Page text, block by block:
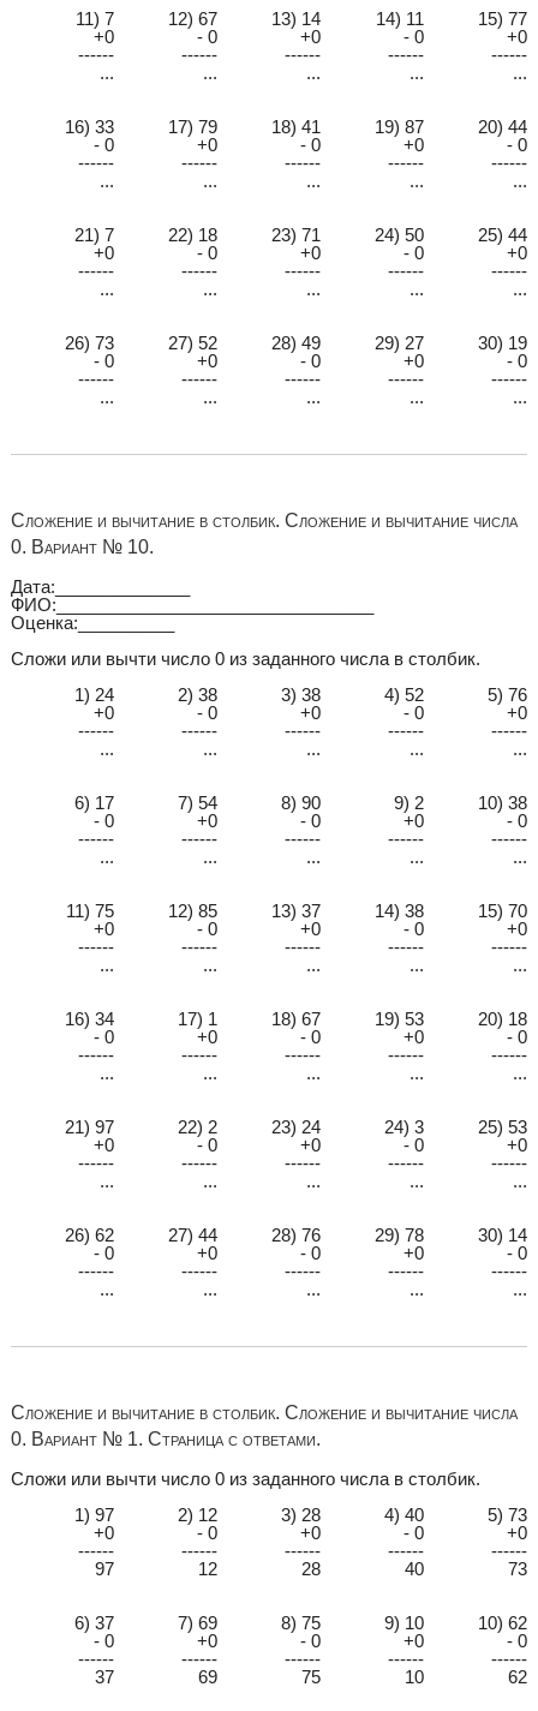
11) 7 12) 67 13) 14 14) 11
15) 77
+0
- 0 +0 - 0
+0
------
------ ------ ------
------
...
... ... ... ...
16) 33 17) 79 18) 41 19) 87
20) 44
- 0
+0 - 0 +0
- 0
------
------ ------ ------
------
...
... ... ... ...
21) 7 22) 18 23) 71 24) 50
25) 44
+0
- 0 +0 - 0
+0
------
------ ------ ------
------
...
... ... ... ...
26) 73 27) 52 28) 49 29) 27
30) 19
- 0
+0 - 0 +0
- 0
------
------ ------ ------
------
...
... ... ... ...
Сложение и вычитание в столбик. Сложение и вычитание числа
0. Вариант № 10.
Дата:______________
ФИО:_________________________________
Оценка:__________
Сложи или вычти число 0 из заданного числа в столбик.
1) 24
2) 38 3) 38 4) 52
5) 76
+0
- 0 +0 - 0
+0
------
------ ------ ------
------
...
... ... ... ...
6) 17 7) 54 8) 90 9) 2
10) 38
- 0
+0 - 0 +0
- 0
------
------ ------ ------
------
...
... ... ... ...
11) 75 12) 85 13) 37 14) 38
15) 70
+0
- 0 +0 - 0
+0
------
------ ------ ------
------
...
... ... ... ...
16) 34 17) 1 18) 67 19) 53
20) 18
- 0
+0 - 0 +0
- 0
------
------ ------ ------
------
...
... ... ... ...
21) 97 22) 2 23) 24 24) 3
25) 53
+0
- 0 +0 - 0
+0
------
------ ------ ------
------
...
... ... ... ...
26) 62 27) 44 28) 76 29) 78
30) 14
- 0
+0 - 0 +0
- 0
------
------ ------ ------
------
...
... ... ... ...
Сложение и вычитание в столбик. Сложение и вычитание числа
0. Вариант № 1. Страница с ответами.
Сложи или вычти число 0 из заданного числа в столбик.
1) 97
2) 12 3) 28 4) 40
5) 73
+0
- 0 +0 - 0
+0
------
------ ------ ------
------
97
12 28 40 73
6) 37 7) 69 8) 75 9) 10
10) 62
- 0
+0 - 0 +0
- 0
------
------ ------ ------
------
37
69 75 10 62